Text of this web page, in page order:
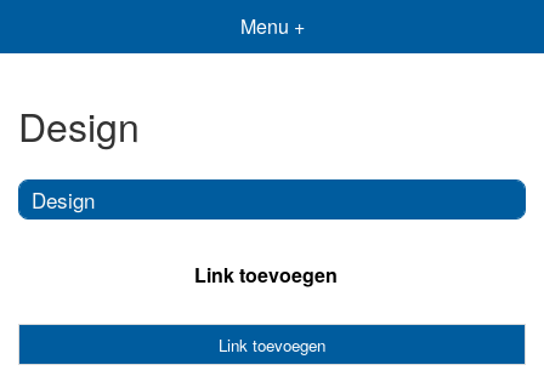
Menu +
Design
Design
Link toevoegen
Link toevoegen